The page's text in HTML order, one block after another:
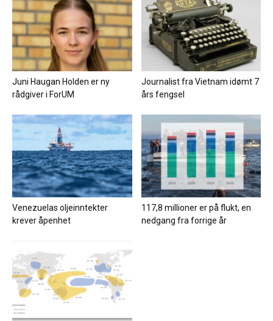
Juni Haugan Holden er ny
rådgiver i ForUM
Journalist fra Vietnam idømt 7
års fengsel
Venezuelas oljeinntekter
krever åpenhet
117,8 millioner er på flukt, en
nedgang fra forrige år